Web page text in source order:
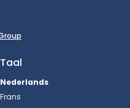
Taal
Nederlands
Frans